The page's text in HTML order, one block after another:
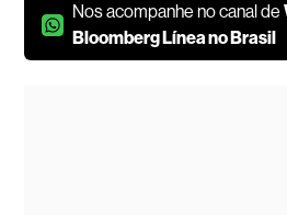
Nos acompanhe no canal de
Bloomberg Línea no Brasil